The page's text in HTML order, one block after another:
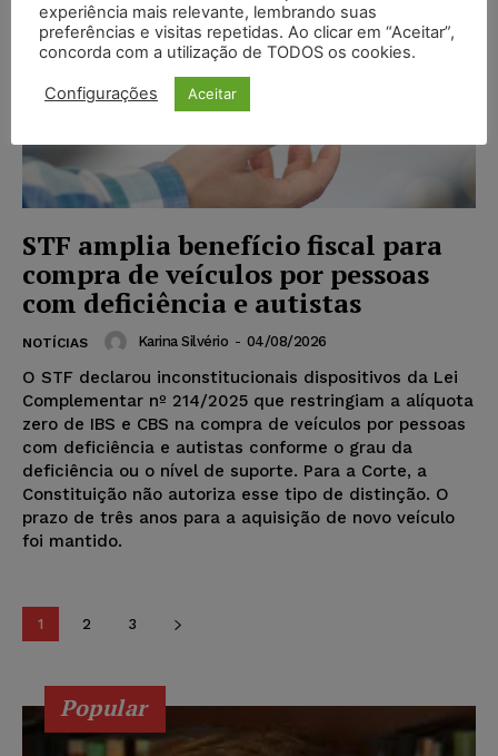
STF amplia benefício fiscal para
compra de veículos por pessoas
com deficiência e autistas
NOTÍCIAS Karina Silvério - 04/08/2026
O STF declarou inconstitucionais dispositivos da Lei
Complementar nº 214/2025 que restringiam a alíquota
zero de IBS e CBS na compra de veículos por pessoas
com deficiência e autistas conforme o grau da
deficiência ou o nível de suporte. Para a Corte, a
Constituição não autoriza esse tipo de distinção. O
prazo de três anos para a aquisição de novo veículo
foi mantido.
1 2 3
Popular
experiência mais relevante, lembrando suas
preferências e visitas repetidas. Ao clicar em “Aceitar”,
concorda com a utilização de TODOS os cookies.
Configurações Aceitar